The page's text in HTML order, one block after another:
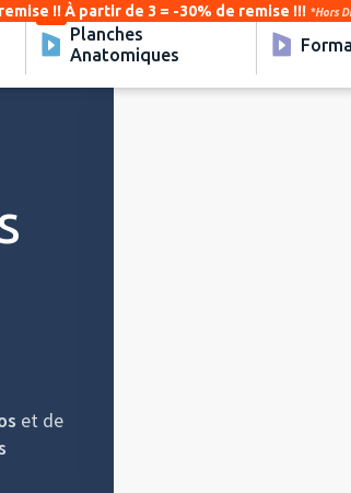
Planches
Anatomiques
!! À partir de 3 = -30% de remise !!! *Hors
et de
Video